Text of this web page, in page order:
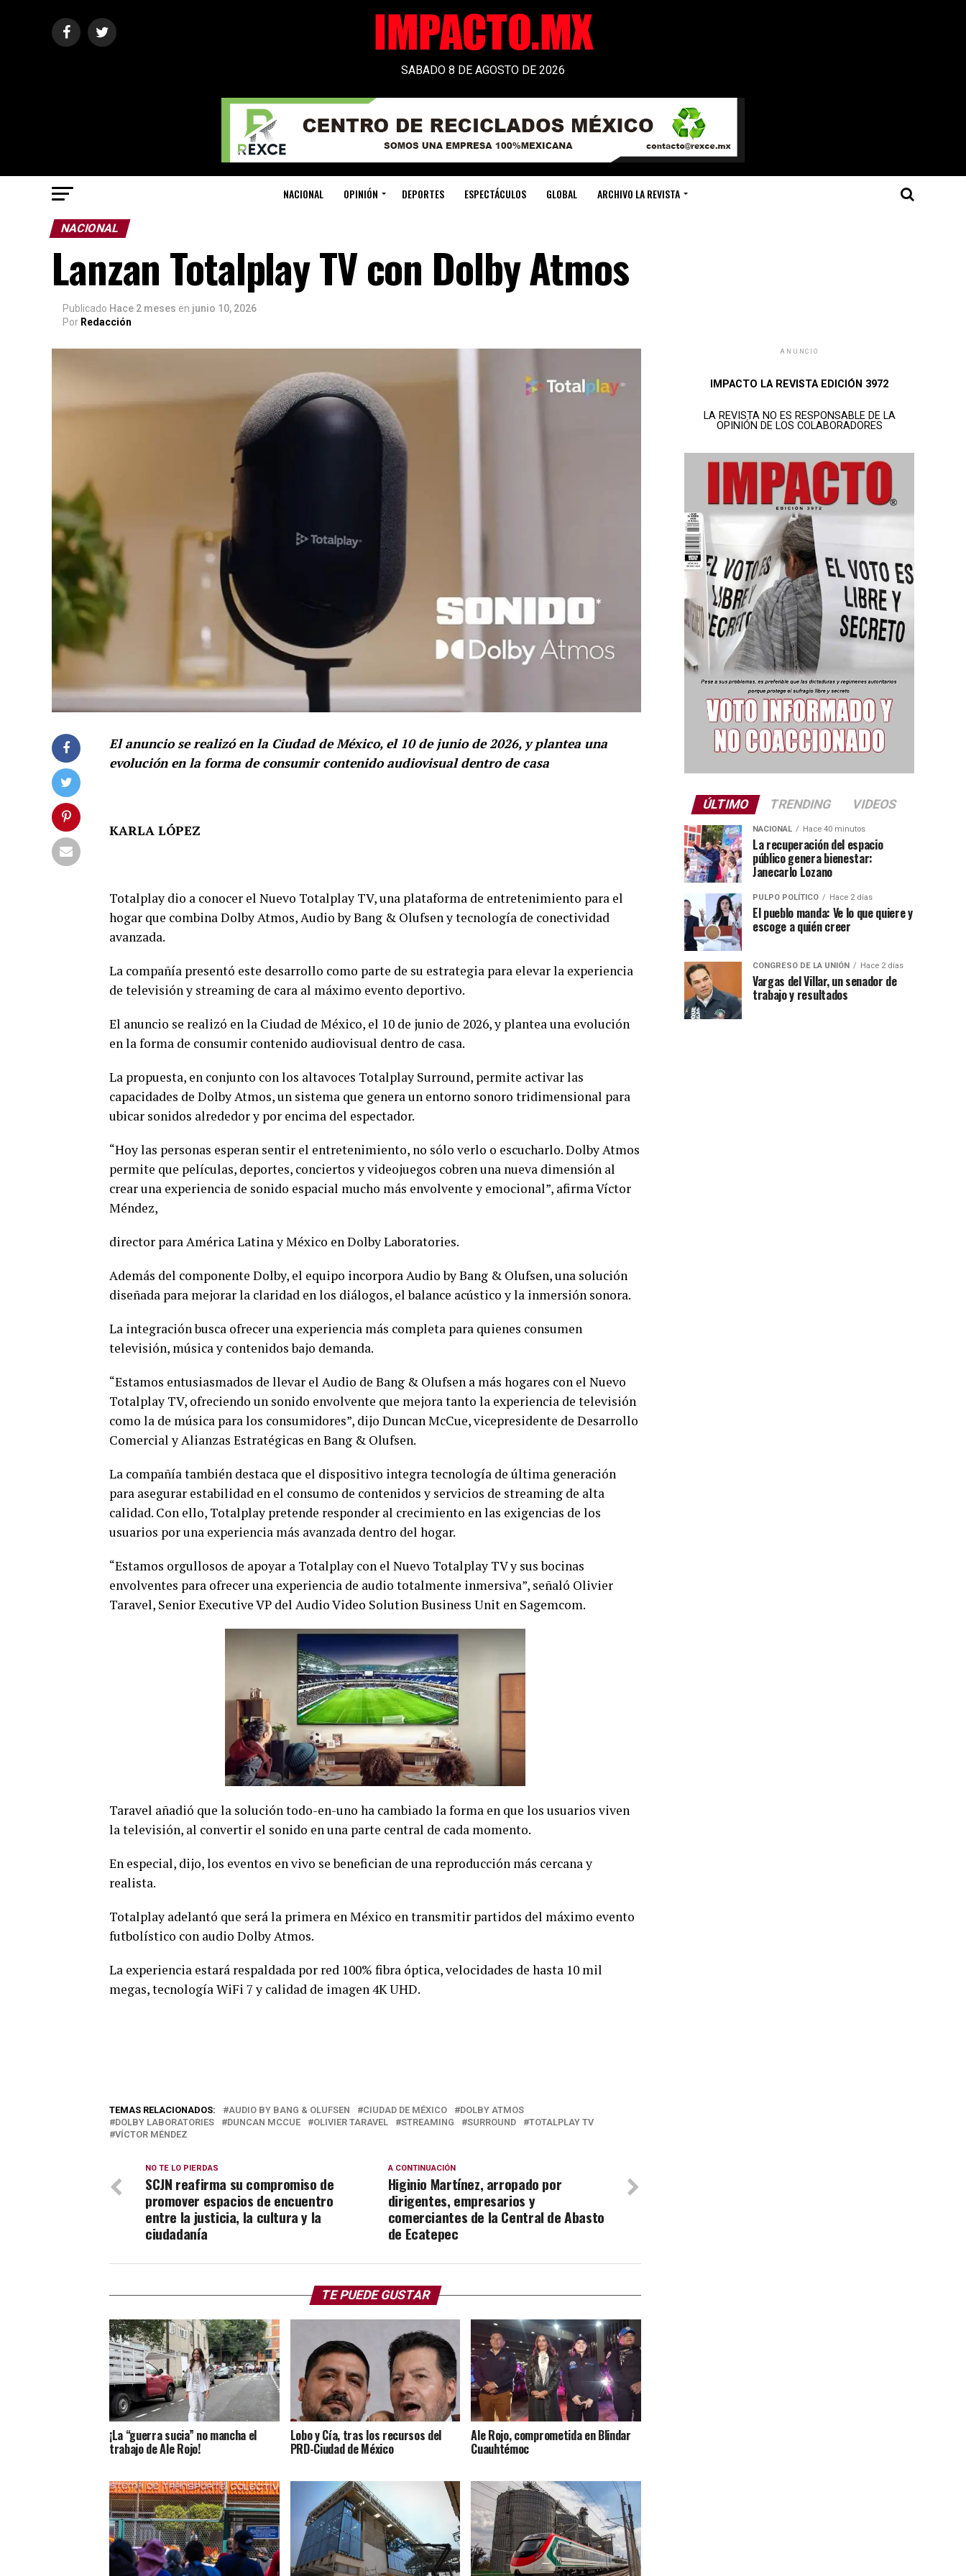
SABADO 8 DE AGOSTO DE 2026
NACIONAL OPINIÓN DEPORTES ESPECTÁCULOS GLOBAL ARCHIVO LA REVISTA
NACIONAL
Lanzan Totalplay TV con Dolby Atmos
Publicado Hace 2 meses en junio 10, 2026
Por Redacción
El anuncio se realizó en la Ciudad de México, el 10 de junio de 2026, y plantea una
evolución en la forma de consumir contenido audiovisual dentro de casa
KARLA LÓPEZ
Totalplay dio a conocer el Nuevo Totalplay TV, una plataforma de entretenimiento para el
hogar que combina Dolby Atmos, Audio by Bang & Olufsen y tecnología de conectividad
avanzada.
La compañía presentó este desarrollo como parte de su estrategia para elevar la experiencia
de televisión y streaming de cara al máximo evento deportivo.
El anuncio se realizó en la Ciudad de México, el 10 de junio de 2026, y plantea una evolución
en la forma de consumir contenido audiovisual dentro de casa.
La propuesta, en conjunto con los altavoces Totalplay Surround, permite activar las
capacidades de Dolby Atmos, un sistema que genera un entorno sonoro tridimensional para
ubicar sonidos alrededor y por encima del espectador.
“Hoy las personas esperan sentir el entretenimiento, no sólo verlo o escucharlo. Dolby Atmos
permite que películas, deportes, conciertos y videojuegos cobren una nueva dimensión al
crear una experiencia de sonido espacial mucho más envolvente y emocional”, afirma Víctor
Méndez,
director para América Latina y México en Dolby Laboratories.
Además del componente Dolby, el equipo incorpora Audio by Bang & Olufsen, una solución
diseñada para mejorar la claridad en los diálogos, el balance acústico y la inmersión sonora.
La integración busca ofrecer una experiencia más completa para quienes consumen
televisión, música y contenidos bajo demanda.
“Estamos entusiasmados de llevar el Audio de Bang & Olufsen a más hogares con el Nuevo
Totalplay TV, ofreciendo un sonido envolvente que mejora tanto la experiencia de televisión
como la de música para los consumidores”, dijo Duncan McCue, vicepresidente de Desarrollo
Comercial y Alianzas Estratégicas en Bang & Olufsen.
La compañía también destaca que el dispositivo integra tecnología de última generación
para asegurar estabilidad en el consumo de contenidos y servicios de streaming de alta
calidad. Con ello, Totalplay pretende responder al crecimiento en las exigencias de los
usuarios por una experiencia más avanzada dentro del hogar.
“Estamos orgullosos de apoyar a Totalplay con el Nuevo Totalplay TV y sus bocinas
envolventes para ofrecer una experiencia de audio totalmente inmersiva”, señaló Olivier
Taravel, Senior Executive VP del Audio Video Solution Business Unit en Sagemcom.
Taravel añadió que la solución todo-en-uno ha cambiado la forma en que los usuarios viven
la televisión, al convertir el sonido en una parte central de cada momento.
En especial, dijo, los eventos en vivo se benefician de una reproducción más cercana y
realista.
Totalplay adelantó que será la primera en México en transmitir partidos del máximo evento
futbolístico con audio Dolby Atmos.
La experiencia estará respaldada por red 100% fibra óptica, velocidades de hasta 10 mil
megas, tecnología WiFi 7 y calidad de imagen 4K UHD.
TEMAS RELACIONADOS: AUDIO BY BANG & OLUFSEN CIUDAD DE MÉXICO
DOLBY ATMOS
DOLBY LABORATORIES
DUNCAN MCCUE OLIVIER TARAVEL STREAMING SURROUND
TOTALPLAY TV
VÍCTOR MÉNDEZ
A CONTINUACIÓN
Higinio Martínez, arropado por
dirigentes, empresarios y
comerciantes de la Central de Abasto
de Ecatepec
NO TE LO PIERDAS
SCJN reafirma su compromiso de
promover espacios de encuentro
entre la justicia, la cultura y la
ciudadanía
TE PUEDE GUSTAR
¡La “guerra sucia” no mancha el
trabajo de Ale Rojo!
Lobo y Cía, tras los recursos del
PRD-Ciudad de México
Ale Rojo, comprometida en Blindar
Cuauhtémoc
ANUNCIO
IMPACTO LA REVISTA EDICIÓN 3972
LA REVISTA NO ES RESPONSABLE DE LA
OPINIÓN DE LOS COLABORADORES
ÚLTIMO TRENDING VIDEOS
NACIONAL Hace 40 minutos
La recuperación del espacio
público genera bienestar:
Janecarlo Lozano
PULPO POLÍTICO Hace 2 días
El pueblo manda: Ve lo que quiere y
escoge a quién creer
CONGRESO DE LA UNIÓN Hace 2 días
Vargas del Villar, un senador de
trabajo y resultados